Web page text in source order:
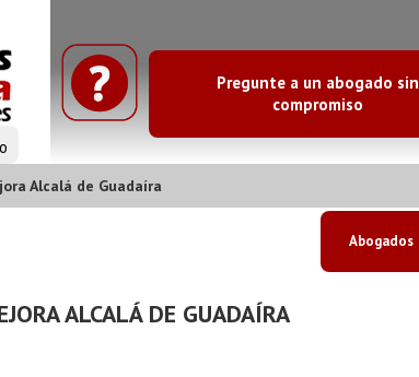
Pregunte a un abogado sin
compromiso
Alcalá de Guadaíra
Abogados
ALCALÁ DE GUADAÍRA